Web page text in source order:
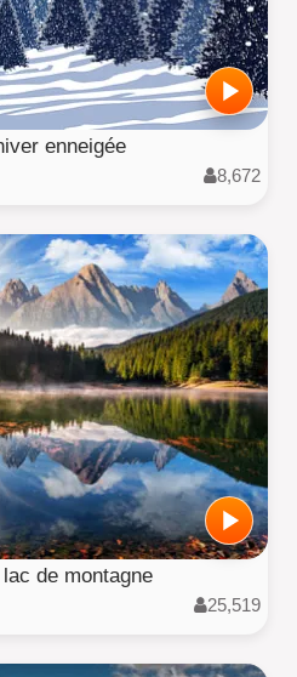
enneigée
8,672
de montagne
25,519